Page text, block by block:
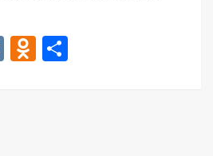
VK Odnoklassniki